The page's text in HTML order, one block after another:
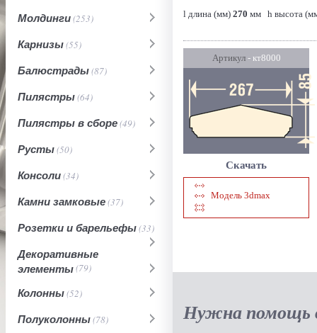
Молдинги(253)
Карнизы(55)
Балюстрады(87)
Пилястры(64)
Пилястры в сборе(49)
Русты(50)
Консоли(34)
Камни замковые(37)
Розетки и барельефы(33)
Декоративные
элементы(79)
Колонны(52)
Полуколонны(78)
l длина (мм) 270 мм h высота
Артикул- кт8000
Скачать
Модель 3dmax
Нужна помощь